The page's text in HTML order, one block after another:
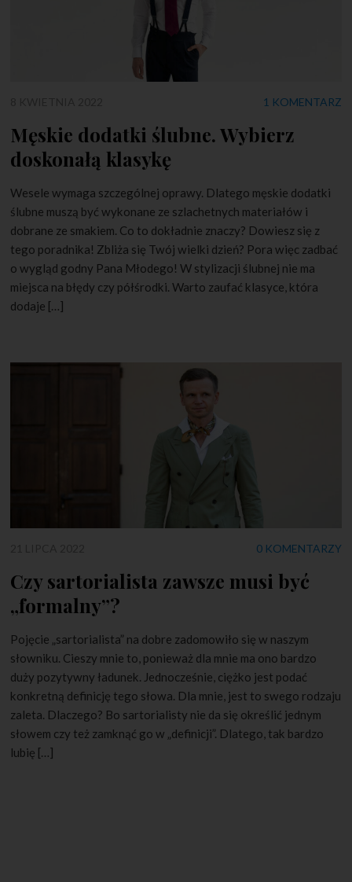
1 KOMENTARZ
Męskie dodatki ślubne. Wybierz
doskonałą klasykę
Wesele wymaga szczególnej oprawy. Dlatego męskie dodatki
ślubne muszą być wykonane ze szlachetnych materiałów i
dobrane ze smakiem. Co to dokładnie znaczy? Dowiesz się z
tego poradnika! Zbliża się Twój wielki dzień? Pora więc zadbać
o wygląd godny Pana Młodego! W stylizacji ślubnej nie ma
miejsca na błędy czy półśrodki. Warto zaufać klasyce, która
dodaje […]
0 KOMENTARZY
Czy sartorialista zawsze musi być
„formalny”?
Pojęcie „sartorialista” na dobre zadomowiło się w naszym
słowniku. Cieszy mnie to, ponieważ dla mnie ma ono bardzo
duży pozytywny ładunek. Jednocześnie, ciężko jest podać
konkretną definicję tego słowa. Dla mnie, jest to swego rodzaju
zaleta. Dlaczego? Bo sartorialisty nie da się określić jednym
słowem czy też zamknąć go w „definicji”. Dlatego, tak bardzo
lubię […]